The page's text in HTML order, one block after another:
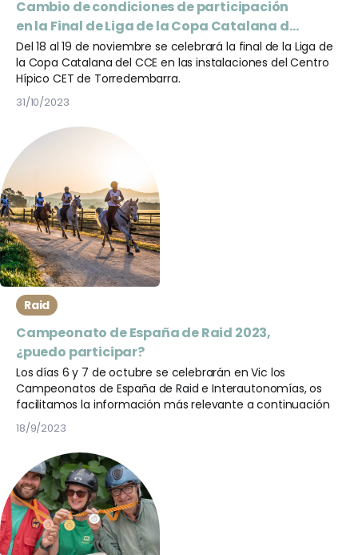
Cambio de condiciones de participación
en la Final de Liga de la Copa Catalana de
CCE
Del 18 al 19 de noviembre se celebrará la final de la Liga de
la Copa Catalana del CCE en las instalaciones del Centro
Hípico CET de Torredembarra.
31/10/2023
Raid
Campeonato de España de Raid 2023,
¿puedo participar?
Los días 6 y 7 de octubre se celebrarán en Vic los
Campeonatos de España de Raid e Interautonomías, os
facilitamos la información más relevante a continuación
18/9/2023